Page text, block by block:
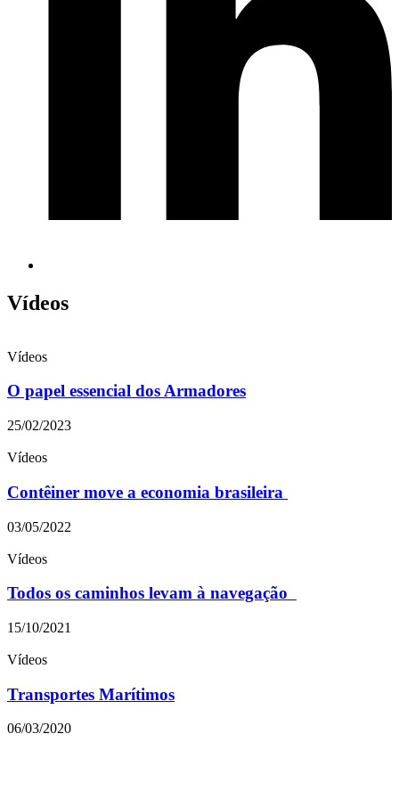
Vídeos
Vídeos
O papel essencial dos Armadores
25/02/2023
Vídeos
Contêiner move a economia brasileira
03/05/2022
Vídeos
Todos os caminhos levam à navegação
15/10/2021
Vídeos
Transportes Marítimos
06/03/2020